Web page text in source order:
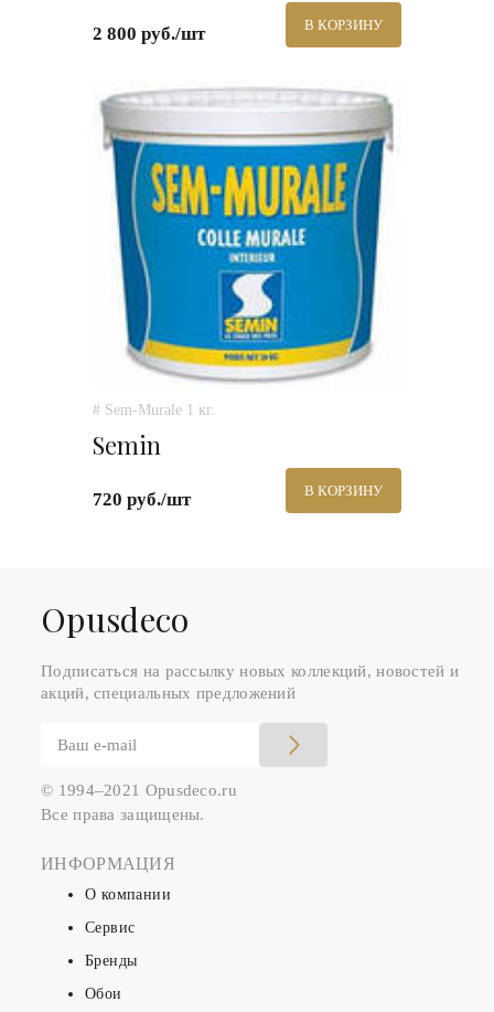
2 800 руб./шт В КОРЗИНУ
# Sem-Murale 1 кг.
Semin
720 руб./шт В КОРЗИНУ
Оpusdeco
Подписаться на рассылку новых коллекций, новостей и
акций, специальных предложений
© 1994–2021 Opusdeco.ru
Все права защищены.
ИНФОРМАЦИЯ
О компании
Сервис
Бренды
Обои